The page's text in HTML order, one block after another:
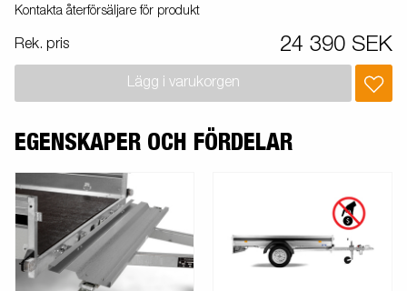
körningar. Med bindöglor på insidan, kraftiga lämlås och ett rejält
behöver en pålitlig transportlösning. Vagnen på bilden kan vara
Kontakta återförsäljare för produkt
Rek. pris 24 390 SEK
Lägg i varukorgen
EGENSKAPER OCH FÖRDELAR